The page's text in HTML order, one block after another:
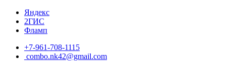
Яндекс
2ГИС
Фламп
+7-961-708-1115
combo.nk42@gmail.com